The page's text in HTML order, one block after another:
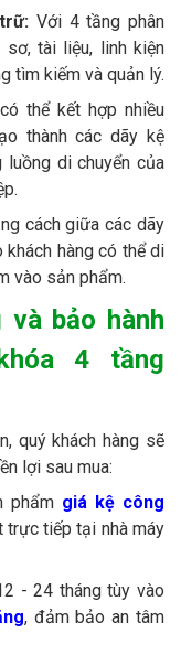
Với 4 tầng phân
tài liệu, linh kiện
tìm kiếm và quản lý.
thể kết hợp nhiều
thành các dãy kệ
di chuyển của
cách giữa các dãy
hàng có thể di
vào sản phẩm.
và bảo hành
4 tầng
quý khách hàng sẽ
lợi sau mua:
phẩm giá kệ công
trực tiếp tại nhà máy
- 24 tháng tùy vào
, đảm bảo an tâm